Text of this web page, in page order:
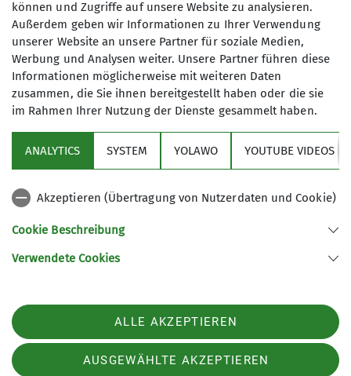
12.03.2026
Seniorengruppe
Die Unerschrockenen Senioren waren heute trotz
schön
Teilnehmer:11
Einkehr:Stoaner Alm
Entfernungskilometer: 6 km
Termin
: 12. März 2026
können und Zugriffe auf unsere Website zu analysieren.
Außerdem geben wir Informationen zu Ihrer Verwendung
unserer Website an unsere Partner für soziale Medien,
Werbung und Analysen weiter. Unsere Partner führen diese
Informationen möglicherweise mit weiteren Daten
zusammen, die Sie ihnen bereitgestellt haben oder die sie
im Rahmen Ihrer Nutzung der Dienste gesammelt haben.
ANALYTICS SYSTEM YOLAWO YOUTUBE VIDEOS
Akzeptieren (Übertragung von Nutzerdaten und Cookie)
Cookie Beschreibung
Verwendete Cookies
ALLE AKZEPTIEREN
AUSGEWÄHLTE AKZEPTIEREN